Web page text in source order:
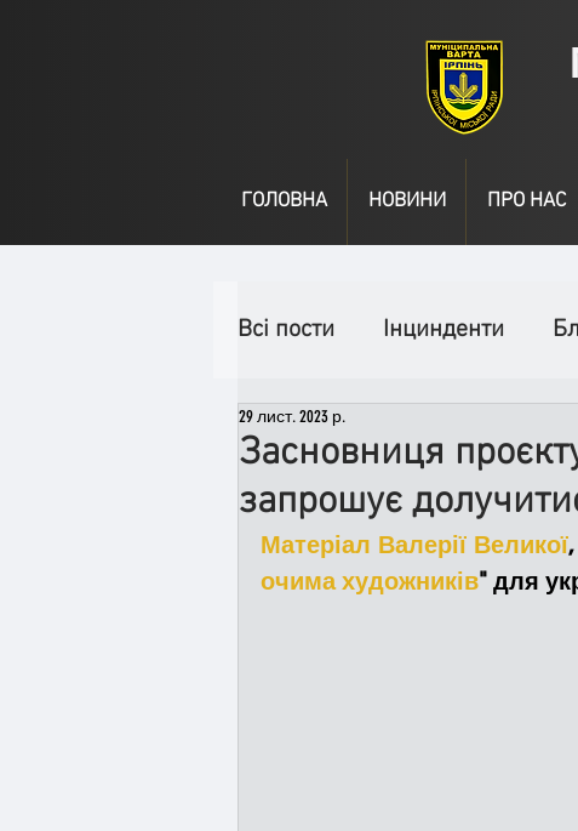
ГОЛОВНА НОВИНИ ПРО НАС
Всі пости Інцинденти
День народження
Спільні заходи
Засновниця
запрошує
29 лист. 2023 р.
Матеріал Валерії Великої
очима художників" для